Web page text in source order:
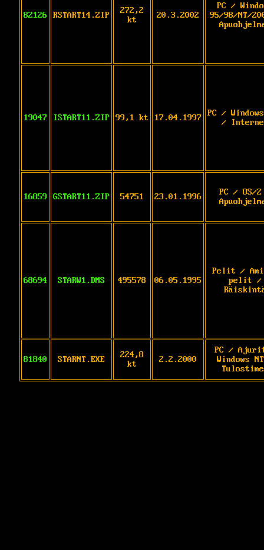
82126 RSTART14.ZIP
272,2
kt
20.3.2002
PC /
95/98/NT/
19047 ISTART11.ZIP 99,1 kt 17.04.1997
PC /
/
16859 GSTART11.ZIP 54751 23.01.1996
PC / OS/
68694 STARW1.DMS 495578 06.05.1995
Pelit /
pelit /
81840 STARNT.EXE
224,8
kt
2.2.2000
PC /
Windows